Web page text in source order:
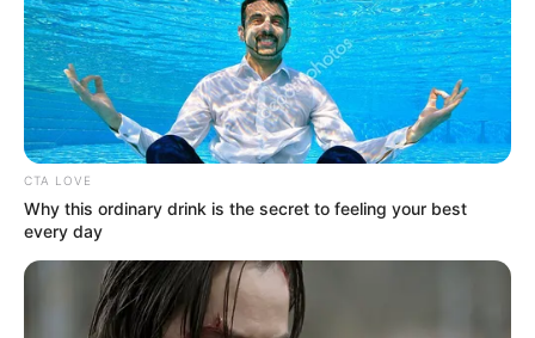
CTA LOVE
Why this ordinary drink is the secret to feeling your best
every day